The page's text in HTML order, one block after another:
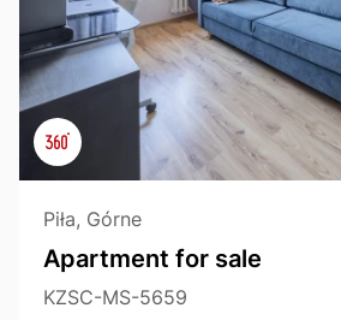
Piła, Górne
Apartment for sale
KZSC-MS-5659